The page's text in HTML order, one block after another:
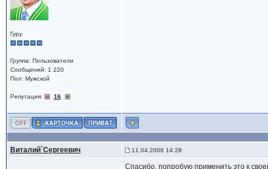
Гуру
Группа: Пользователи
Сообщений: 1 220
Пол: Мужской
Репутация: 16
Виталий`Сергеевич 11.04.2006 14:28
Спасибо, попробую применить это к